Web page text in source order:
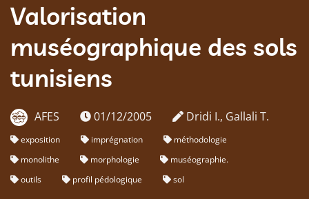
Valorisation
muséographique des sols
tunisiens
AFES 01/12/2005 Dridi I., Gallali T.
exposition imprégnation
méthodologie
monolithe
morphologie
muséographie.
outils
profil pédologique sol